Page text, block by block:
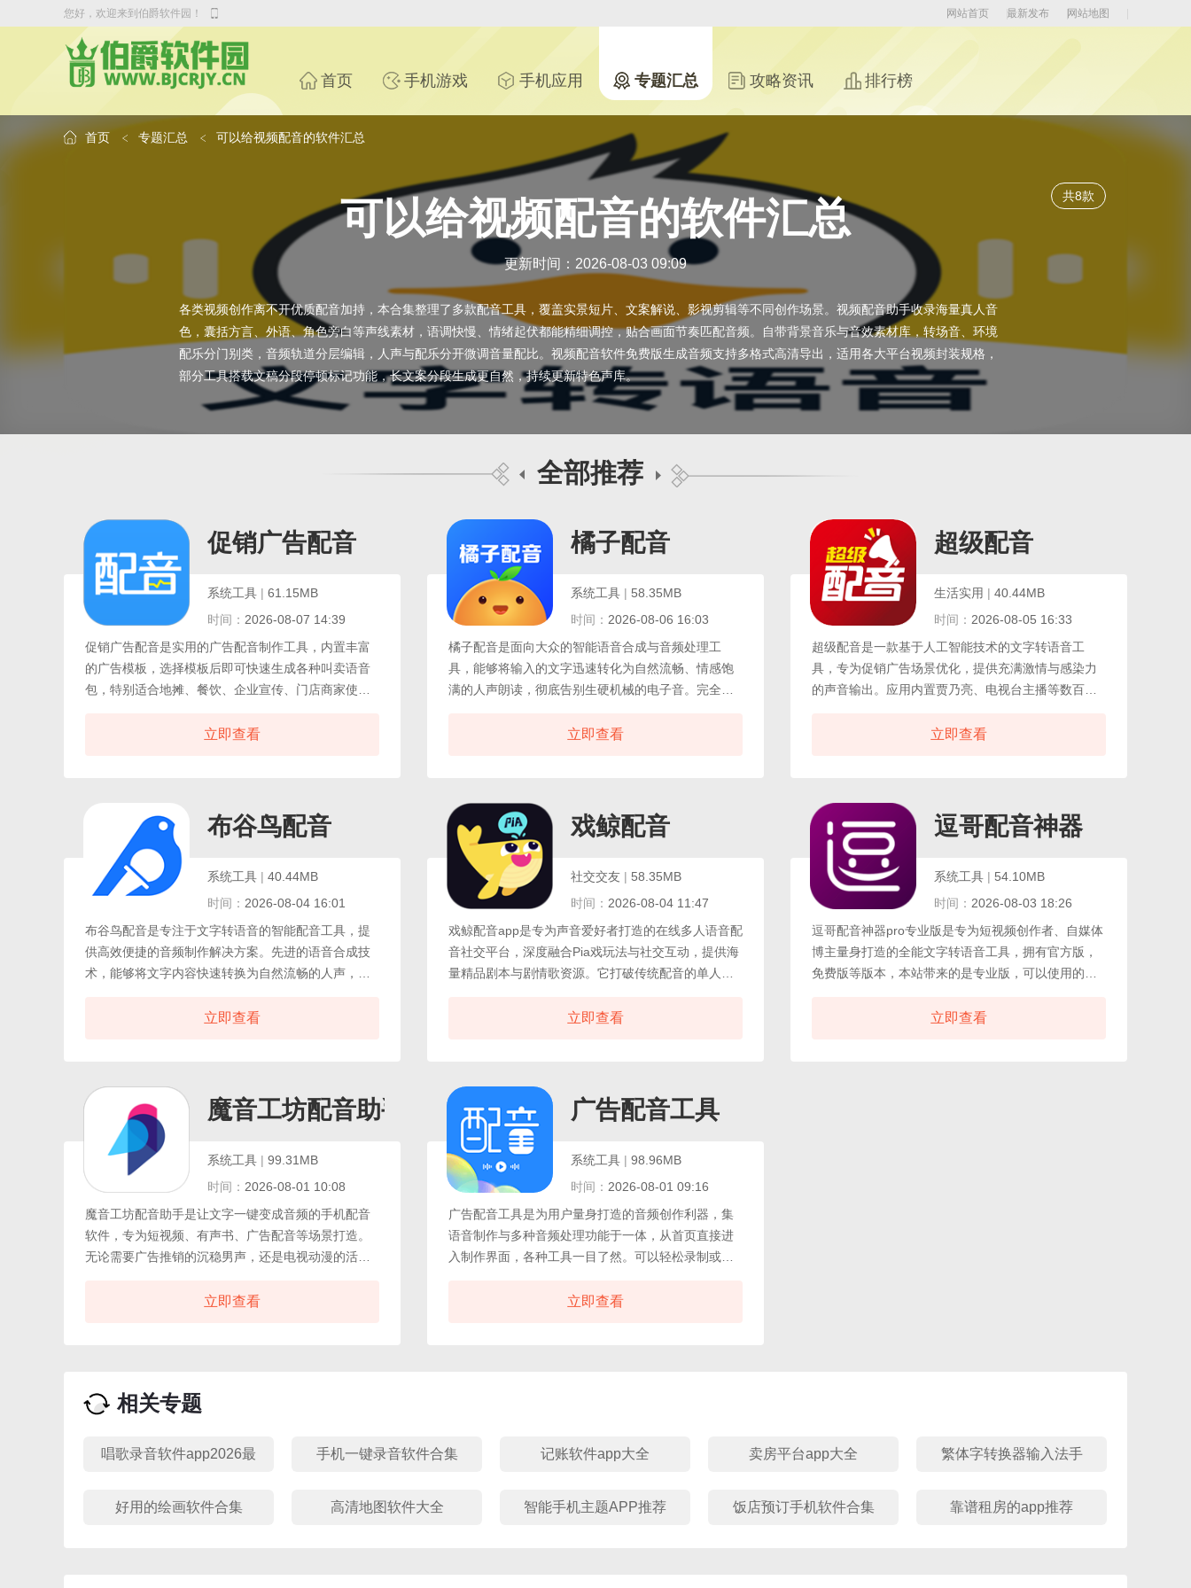
您好，欢迎来到伯爵软件园！ 网站地图
最新发布
网站首页
首页 手机游戏 手机应用 专题汇总 攻略资讯 排行榜
首页 专题汇总 可以给视频配音的软件汇总
可以给视频配音的软件汇总
更新时间：2026-08-03 09:09
各类视频创作离不开优质配音加持，本合集整理了多款配音工具，覆盖实景短片、文案解说、影视剪辑等不同创作场景。视频配音助手收录海量真人音
色，囊括方言、外语、角色旁白等声线素材，语调快慢、情绪起伏都能精细调控，贴合画面节奏匹配音频。自带背景音乐与音效素材库，转场音、环境
配乐分门别类，音频轨道分层编辑，人声与配乐分开微调音量配比。视频配音软件免费版生成音频支持多格式高清导出，适用各大平台视频封装规格，
部分工具搭载文稿分段停顿标记功能，长文案分段生成更自然，持续更新特色声库。
共8款
全部推荐
促销广告配音
系统工具 | 61.15MB
时间： 2026-08-07 14:39
促销广告配音是实用的广告配音制作工具，内置丰富
的广告模板，选择模板后即可快速生成各种叫卖语音
包，特别适合地摊、餐饮、企业宣传、门店商家使
量语音广告素材，针对不同行业提供现成内容，无需
大提升宣传效率。
立即查看
橘子配音
系统工具 | 58.35MB
时间： 2026-08-06 16:03
橘子配音是面向大众的智能语音合成与音频处理工
具，能够将输入的文字迅速转化为自然流畅、情感饱
满的人声朗读，彻底告别生硬机械的电子音。完全免
足以覆盖短视频口播、有声课件录制、店铺广告叫卖
语速、插入自然停顿、叠加背景音效，并内置海量无
版权背景音乐库。
立即查看
超级配音
生活实用 | 40.44MB
时间： 2026-08-05 16:33
超级配音是一款基于人工智能技术的文字转语音工
具，专为促销广告场景优化，提供充满激情与感染力
的声音输出。应用内置贾乃亮、电视台主播等数百种
后，可逐句试听并修正多音字读音，直观选择正确发
门店广播或短视频配音，能够更加吸引人注意。
立即查看
布谷鸟配音
系统工具 | 40.44MB
时间： 2026-08-04 16:01
布谷鸟配音是专注于文字转语音的智能配音工具，提
供高效便捷的音频制作解决方案。先进的语音合成技
术，能够将文字内容快速转换为自然流畅的人声，适
入文字，即可从丰富的音色库中选择合适的声音风
能，帮助轻松完成专业级音频作品。支持调节语速、
语调和音量等参数，让生成的音频更加贴合实际应用
场景。
立即查看
戏鲸配音
社交交友 | 58.35MB
时间： 2026-08-04 11:47
戏鲸配音app是专为声音爱好者打造的在线多人语音配
音社交平台，深度融合Pia戏玩法与社交互动，提供海
量精品剧本与剧情歌资源。它打破传统配音的单人局
电影、动漫、古风、悬疑等各类题材剧本，沉浸式体
甚至参与线下活动，形成紧密的声音社交圈。
立即查看
逗哥配音神器
系统工具 | 54.10MB
时间： 2026-08-03 18:26
逗哥配音神器pro专业版是专为短视频创作者、自媒体
博主量身打造的全能文字转语音工具，拥有官方版，
免费版等版本，本站带来的是专业版，可以使用的功
人质感发音人，覆盖激昂影视音、温柔抒情音、热门
立即查看
魔音工坊配音助手
系统工具 | 99.31MB
时间： 2026-08-01 10:08
魔音工坊配音助手是让文字一键变成音频的手机配音
软件，专为短视频、有声书、广告配音等场景打造。
无论需要广告推销的沉稳男声，还是电视动漫的活泼
量音频方案。采用强大智能语音合成技术，发音自然
立即查看
广告配音工具
系统工具 | 98.96MB
时间： 2026-08-01 09:16
广告配音工具是为用户量身打造的音频创作利器，集
语音制作与多种音频处理功能于一体，从首页直接进
入制作界面，各种工具一目了然。可以轻松录制或合
实用功能，让作品更加出色。完成后的作品会自动保
立即查看
相关专题
唱歌录音软件app2026最 手机一键录音软件合集 记账软件app大全 卖房平台app大全 繁体字转换器输入法手
好用的绘画软件合集
高清地图软件大全 智能手机主题APP推荐 饭店预订手机软件合集 靠谱租房的app推荐